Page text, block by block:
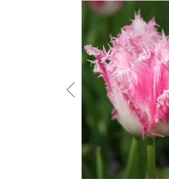
Цибуля та часник
Насіннєва картопля
Насіння і розсада
Саджанці декоративні
Засоби захисту рослин
Добрива
Для кімнатних рослин
Для ландшафтного дизайну
Інструменти та інвентар
Виноробство
Бджільництво